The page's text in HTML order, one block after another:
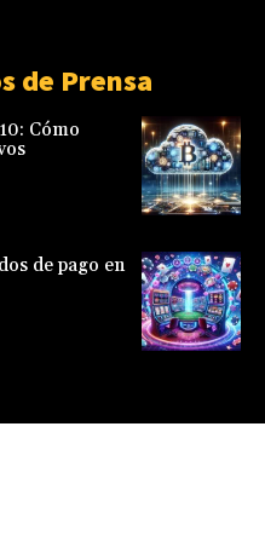
de Prensa
Cómo
de pago en